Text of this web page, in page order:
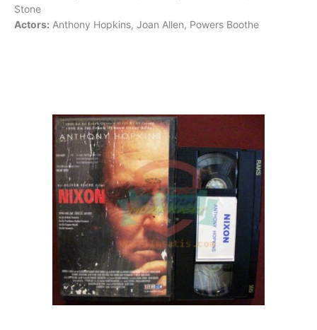
Stone
Actors: Anthony Hopkins, Joan Allen, Powers Boothe